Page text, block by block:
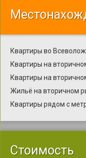
Квартиры во
Квартиры на
Квартиры на
Жильё на вторичном
Квартиры рядом с
Стоимость